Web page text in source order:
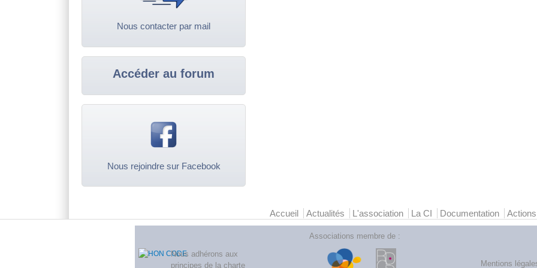
Nous contacter par mail
Accéder au forum
Nous rejoindre sur Facebook
Accueil Actualités L'association La CI Documentation Actions
Nous adhérons aux
principes de la charte
Associations membre de :
Mentions